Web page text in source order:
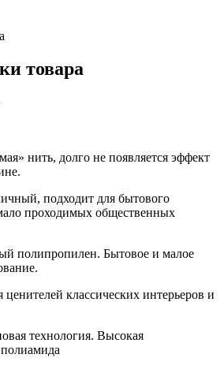
товара
нить, долго не появляется эффект
подходит для бытового
проходимых общественных
полипропилен. Бытовое и малое
классических интерьеров и
технология. Высокая
полиамида